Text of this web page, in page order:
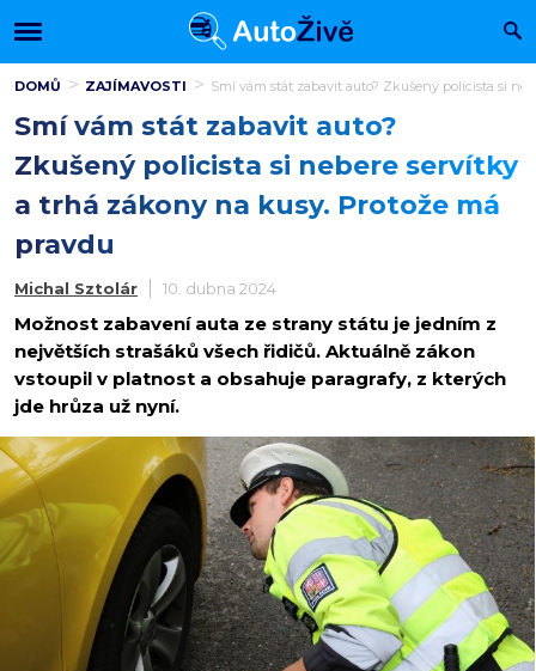
DOMŮ ZAJÍMAVOSTI Smí vám stát zabavit auto? Zkušený policista si
Smí vám stát zabavit auto?
Zkušený policista si nebere servítky
a trhá zákony na kusy. Protože má
pravdu
Michal Sztolár 10. dubna 2024
Možnost zabavení auta ze strany státu je jedním z
největších strašáků všech řidičů. Aktuálně zákon
vstoupil v platnost a obsahuje paragrafy, z kterých
jde hrůza už nyní.